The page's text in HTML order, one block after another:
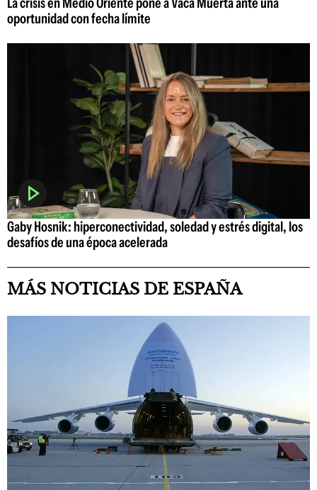
oportunidad con fecha límite
Gaby Hosnik: hiperconectividad, soledad y estrés digital, los
desafíos de una época acelerada
MÁS NOTICIAS DE ESPAÑA